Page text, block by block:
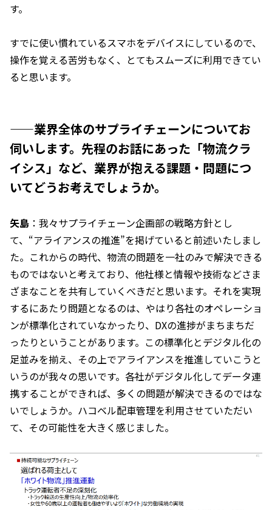
す。
すでに使い慣れているスマホをデバイスにしているので、
操作を覚える苦労もなく、とてもスムーズに利用できてい
ると思います。
——業界全体のサプライチェーンについてお
伺いします。先程のお話にあった「物流クラ
イシス」など、業界が抱える課題・問題につ
いてどうお考えでしょうか。
矢島 ：我々サプライチェーン企画部の戦略方針とし
て、“アライアンスの推進”を掲げていると前述いたしまし
た。これからの時代、物流の問題を一社のみで解決できる
ものではないと考えており、他社様と情報や技術などさま
ざまなことを共有していくべきだと思います。それを実現
するにあたり問題となるのは、やはり各社のオペレーショ
ンが標準化されていなかったり、DXの進捗がまちまちだ
ったりということがあります。この標準化とデジタル化の
足並みを揃え、その上でアライアンスを推進していこうと
いうのが我々の思いです。各社がデジタル化してデータ連
携することができれば、多くの問題が解決できるのではな
いでしょうか。ハコベル配車管理を利用させていただい
て、その可能性を大きく感じました。